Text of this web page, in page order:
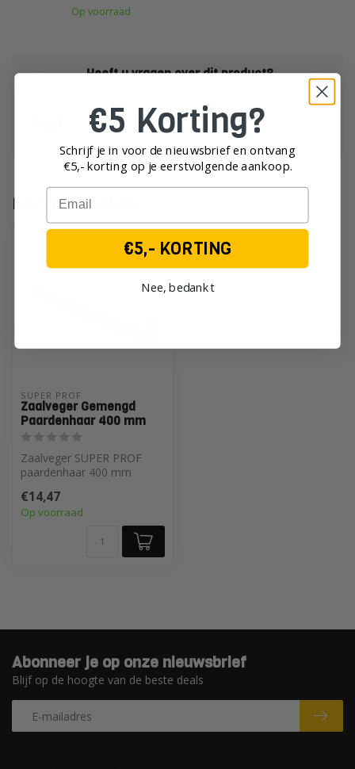
Op voorraad
Heeft u vragen over dit product?
order?
Neem dan gerust contact op met onze
klantenservice!
Recent bekeken
SUPER PROF
Zaalveger Gemengd
Paardenhaar 400 mm
Zaalveger SUPER PROF
paardenhaar 400 mm
€14,47
Op voorraad
Abonneer je op onze nieuwsbrief
Blijf op de hoogte van de beste deals
€5 Korting?
Schrijf je in voor de nieuwsbrief en ontvang
€5,- korting op je eerstvolgende aankoop.
Email
€5,- KORTING
Nee, bedankt